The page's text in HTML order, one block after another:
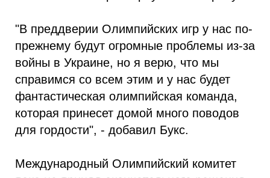
"В преддверии Олимпийских игр у нас по-
прежнему будут огромные проблемы из-за
войны в Украине, но я верю, что мы
справимся со всем этим и у нас будет
фантастическая олимпийская команда,
которая принесет домой много поводов
для гордости", - добавил Букс.
Международный Олимпийский комитет